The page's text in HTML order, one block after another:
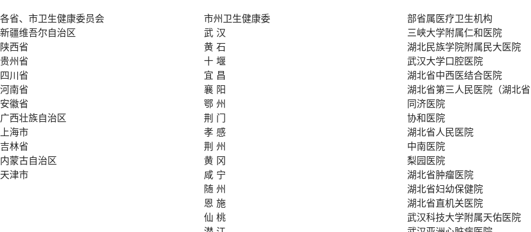
各省、市卫生健康委员会
新疆维吾尔自治区
陕西省
贵州省
四川省
河南省
安徽省
广西壮族自治区
上海市
吉林省
内蒙古自治区
天津市
市州卫生健康委
武 汉
黄 石
十 堰
宜 昌
襄 阳
鄂 州
荆 门
孝 感
荆 州
黄 冈
咸 宁
随 州
恩 施
仙 桃
部省属医疗卫生机构
三峡大学附属仁和医院
湖北民族学院附属民大医院
武汉大学口腔医院
湖北省中西医结合医院
湖北省第三人民医院（湖北省
同济医院
协和医院
湖北省人民医院
中南医院
梨园医院
湖北省肿瘤医院
湖北省妇幼保健院
湖北省直机关医院
武汉科技大学附属天佑医院